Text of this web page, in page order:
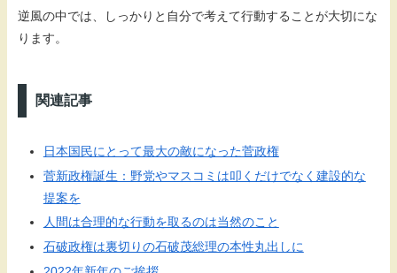
逆風の中では、しっかりと自分で考えて行動することが大切にな
ります。
関連記事
日本国民にとって最大の敵になった菅政権
菅新政権誕生：野党やマスコミは叩くだけでなく建設的な
提案を
人間は合理的な行動を取るのは当然のこと
石破政権は裏切りの石破茂総理の本性丸出しに